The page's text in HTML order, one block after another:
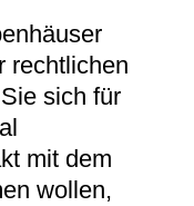
rechtlichen
sich für
mit dem
wollen,